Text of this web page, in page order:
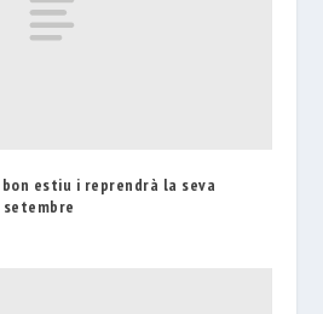
estiu i reprendrà la seva